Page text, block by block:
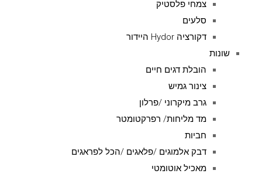
צמחי פלסטיק
סלעים
דקורציה Hydor היידור
שונות
הובלת דגים חיים
צינור גמיש
גרב מיקרוני /פרלון
מד מליחות/ רפרקטומטר
חביות
דבק אלמוגים /פלאגים /הכל לפראגים
מאכיל אוטומטי